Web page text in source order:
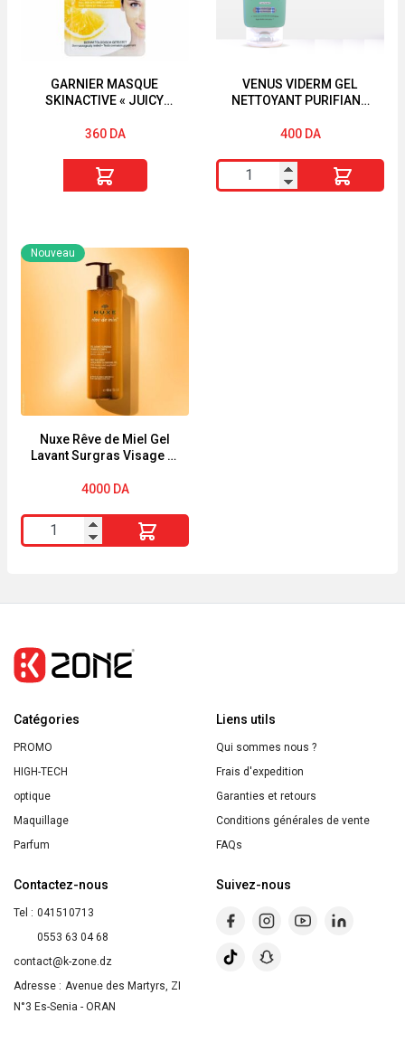
blackhead
GARNIER MASQUE
SKINACTIVE « JUICY
360 DA
MASQUE
SKINACTIVE
VENUS VIDERM GEL
NETTOYANT PURIFIANT
400 DA
quantité
de
Nuxe Rêve de Miel Gel
Lavant Surgras Visage et
Nouveau
4000 DA
quantité
de
Miel
Gel
Surgras
Visage
et
Corps
400ml
Catégories
PROMO
HIGH-TECH
optique
Maquillage
Parfum
Liens utils
Qui sommes nous ?
Frais d'expedition
Garanties et retours
Conditions générales de vente
FAQs
Contactez-nous
Tel : 041510713
0553 63 04 68
contact@k-zone.dz
Adresse : Avenue des Martyrs, ZI
N°3 Es-Senia - ORAN
Suivez-nous